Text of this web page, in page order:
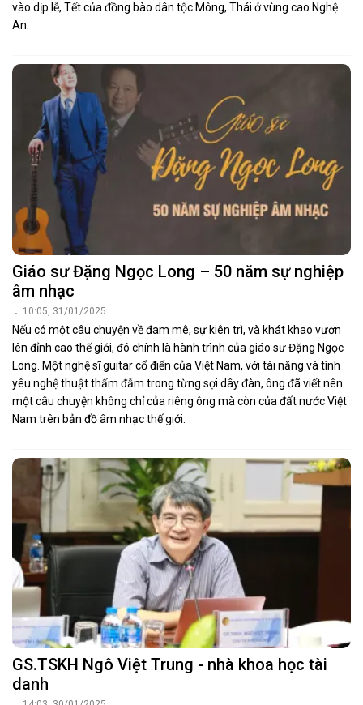
vào dịp lễ, Tết của đồng bào dân tộc Mông, Thái ở vùng cao Nghệ
An.
Giáo sư Đặng Ngọc Long – 50 năm sự nghiệp
âm nhạc
10:05, 31/01/2025
Nếu có một câu chuyện về đam mê, sự kiên trì, và khát khao vươn
lên đỉnh cao thế giới, đó chính là hành trình của giáo sư Đặng Ngọc
Long. Một nghệ sĩ guitar cổ điển của Việt Nam, với tài năng và tình
yêu nghệ thuật thấm đẫm trong từng sợi dây đàn, ông đã viết nên
một câu chuyện không chỉ của riêng ông mà còn của đất nước Việt
Nam trên bản đồ âm nhạc thế giới.
GS.TSKH Ngô Việt Trung - nhà khoa học tài
danh